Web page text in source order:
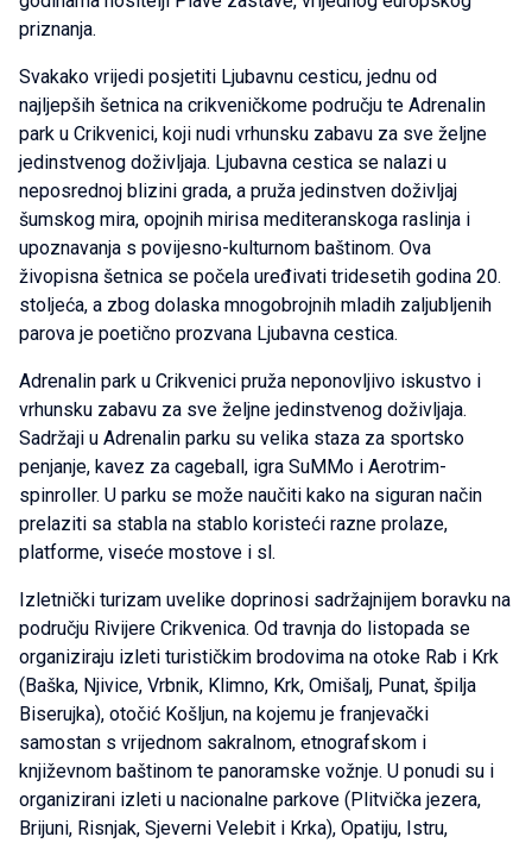
priznanja.
Svakako vrijedi posjetiti Ljubavnu cesticu, jednu od
najljepših šetnica na crikveničkome području te Adrenalin
park u Crikvenici, koji nudi vrhunsku zabavu za sve željne
jedinstvenog doživljaja. Ljubavna cestica se nalazi u
neposrednoj blizini grada, a pruža jedinstven doživljaj
šumskog mira, opojnih mirisa mediteranskoga raslinja i
upoznavanja s povijesno-kulturnom baštinom. Ova
živopisna šetnica se počela uređivati tridesetih godina 20.
stoljeća, a zbog dolaska mnogobrojnih mladih zaljubljenih
parova je poetično prozvana Ljubavna cestica.
Adrenalin park u Crikvenici pruža neponovljivo iskustvo i
vrhunsku zabavu za sve željne jedinstvenog doživljaja.
Sadržaji u Adrenalin parku su velika staza za sportsko
penjanje, kavez za cageball, igra SuMMo i Aerotrim-
spinroller. U parku se može naučiti kako na siguran način
prelaziti sa stabla na stablo koristeći razne prolaze,
platforme, viseće mostove i sl.
Izletnički turizam uvelike doprinosi sadržajnijem boravku na
području Rivijere Crikvenica. Od travnja do listopada se
organiziraju izleti turističkim brodovima na otoke Rab i Krk
(Baška, Njivice, Vrbnik, Klimno, Krk, Omišalj, Punat, špilja
Biserujka), otočić Košljun, na kojemu je franjevački
samostan s vrijednom sakralnom, etnografskom i
književnom baštinom te panoramske vožnje. U ponudi su i
organizirani izleti u nacionalne parkove (Plitvička jezera,
Brijuni, Risnjak, Sjeverni Velebit i Krka), Opatiju, Istru,